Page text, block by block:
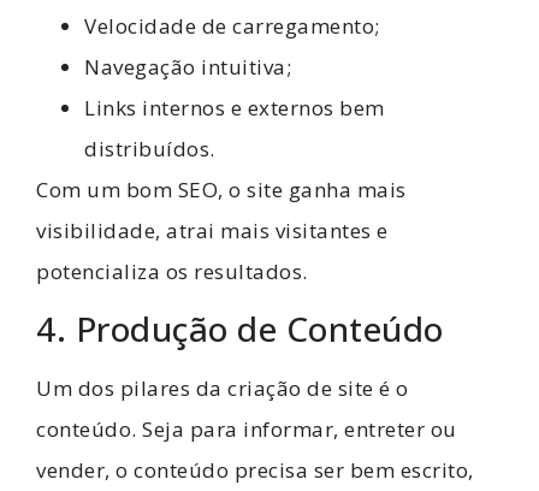
Velocidade de carregamento;
Navegação intuitiva;
Links internos e externos bem
distribuídos.
Com um bom SEO, o site ganha mais
visibilidade, atrai mais visitantes e
potencializa os resultados.
4. Produção de Conteúdo
Um dos pilares da criação de site é o
conteúdo. Seja para informar, entreter ou
vender, o conteúdo precisa ser bem escrito,